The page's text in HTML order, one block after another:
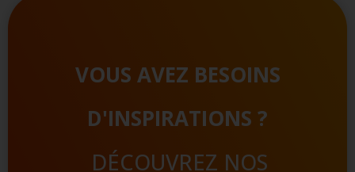
VOUS AVEZ BESOINS
D'INSPIRATIONS ?
DÉCOUVREZ NOS